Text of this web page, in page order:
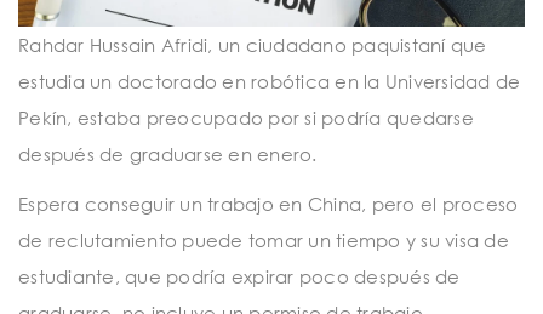
Rahdar Hussain Afridi, un ciudadano paquistaní que
estudia un doctorado en robótica en la Universidad de
Pekín, estaba preocupado por si podría quedarse
después de graduarse en enero.
Espera conseguir un trabajo en China, pero el proceso
de reclutamiento puede tomar un tiempo y su visa de
estudiante, que podría expirar poco después de